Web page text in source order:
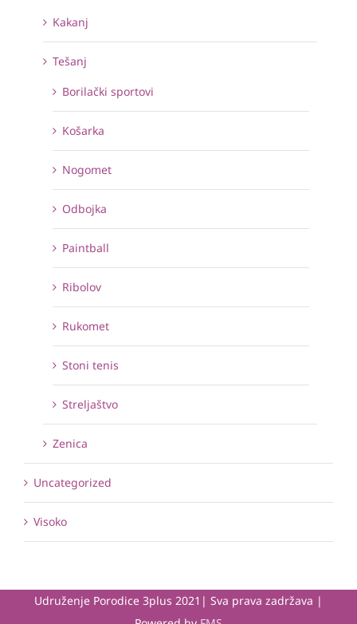
Kakanj
Tešanj
Borilački sportovi
Košarka
Nogomet
Odbojka
Paintball
Ribolov
Rukomet
Stoni tenis
Streljaštvo
Zenica
Uncategorized
Visoko
Udruženje Porodice 3plus 2021| Sva prava zadržava |